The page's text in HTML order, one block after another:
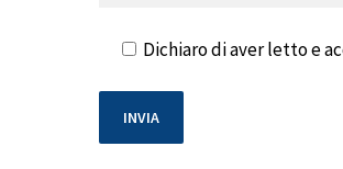
Dichiaro di aver letto e